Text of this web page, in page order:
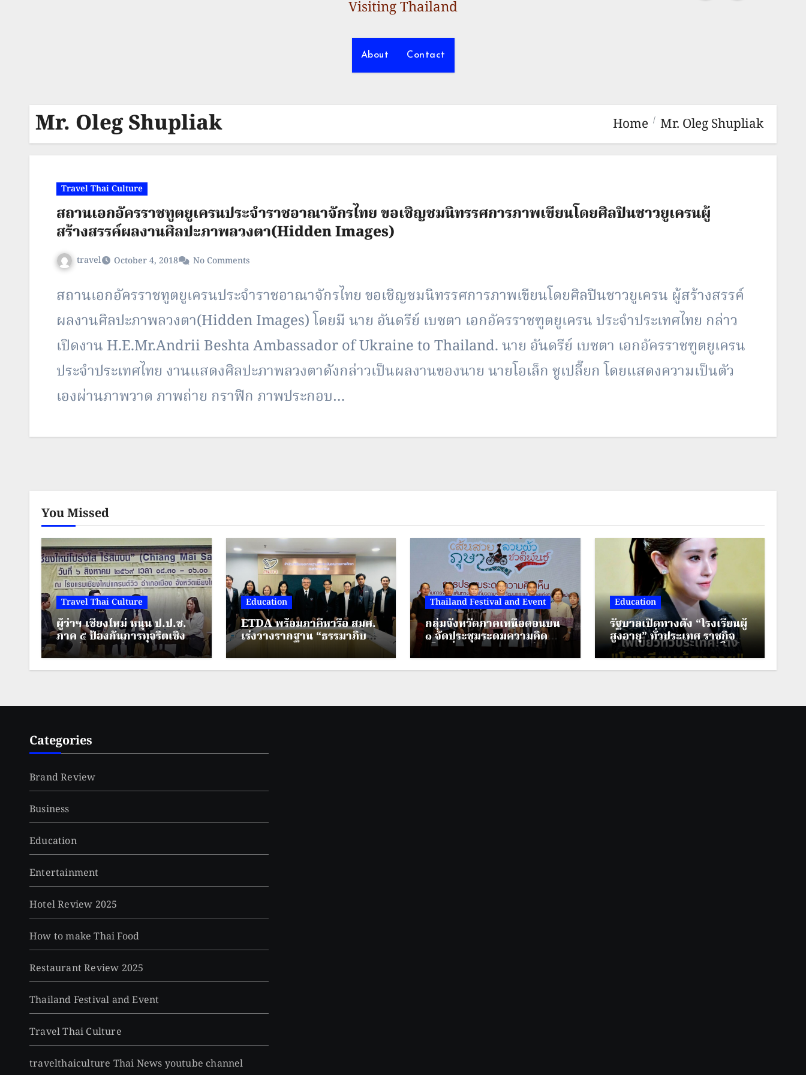
Visiting Thailand
About Contact
Mr. Oleg Shupliak Home Mr. Oleg Shupliak
Travel Thai Culture
สถานเอกอัครราชทูตยูเครนประจำราชอาณาจักรไทย ขอเชิญชมนิทรรศการภาพเขียนโดยศิลปินชาวยูเครนผู้
สร้างสรรค์ผลงานศิลปะภาพลวงตา(Hidden Images)
travel October 4, 2018 No Comments
สถานเอกอัครราชทูตยูเครนประจำราชอาณาจักรไทย ขอเชิญชมนิทรรศการภาพเขียนโดยศิลปินชาวยูเครน ผู้สร้างสรรค์
ผลงานศิลปะภาพลวงตา(Hidden Images) โดยมี นาย อันดรีย์ เบซตา เอกอัครราชฑูตยูเครน ประจำประเทศไทย กล่าว
เปิดงาน H.E.Mr.Andrii Beshta Ambassador of Ukraine to Thailand. นาย อันดรีย์ เบซตา เอกอัครราชฑูตยูเครน
ประจำประเทศไทย งานแสดงศิลปะภาพลวงตาดังกล่าวเป็นผลงานของนาย นายโอเล็ก ชูเปลี๊ยก โดยแสดงความเป็นตัว
เองผ่านภาพวาด ภาพถ่าย กราฟิก ภาพประกอบ…
You Missed
Travel Thai Culture
ผู้ว่าฯ เชียงใหม่ หนุน ป.ป.ช.
ภาค ๕ ป้องกันการทุจริตเชิง
รุก สร้างเมืองต้นแบบ
“เชียงใหม่โปร่งใส ไร้สินบน”
Education
ETDA พร้อมภาคีหารือ สมศ.
เร่งวางรากฐาน “ธรรมาภิบาล
AI” ยกระดับมาตรฐานการ
ศึกษาไทยยุคใหม่
Thailand Festival and Event
กลุ่มจังหวัดภาคเหนือตอนบน
๑ จัดประชุมระดมความคิด
เห็นเกี่ยวกับการจัดทำเส้นทาง
ตามรอยวัฒนธรรมเครื่องแต่ง
กายชาติพันธุ์ ภายใต้โครงการ
Education
รัฐบาลเปิดทางตั้ง “โรงเรียนผู้
สูงอายุ” ทั่วประเทศ ราชกิจ
จาฯ ประกาศหลักเกณฑ์ใหม่
ยกระดับคุณภาพชีวิตผู้สูงวัย
Categories
Brand Review
Business
Education
Entertainment
Hotel Review 2025
How to make Thai Food
Restaurant Review 2025
Thailand Festival and Event
Travel Thai Culture
travelthaiculture Thai News youtube channel